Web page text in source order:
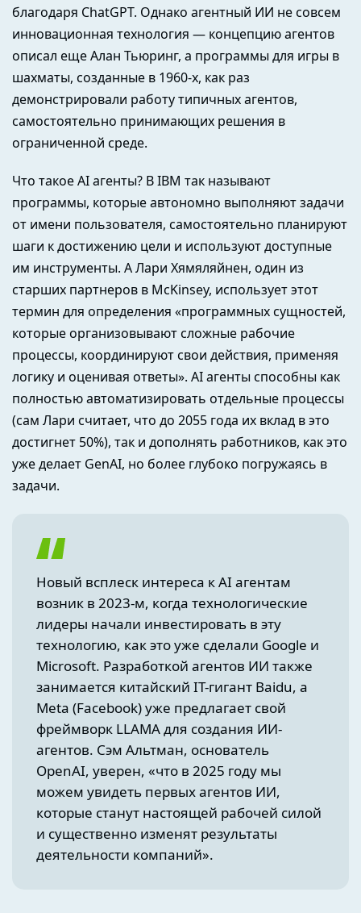
благодаря ChatGPT. Однако агентный ИИ не совсем
инновационная технология — концепцию агентов
описал еще Алан Тьюринг, а программы для игры в
шахматы, созданные в 1960-х, как раз
демонстрировали работу типичных агентов,
самостоятельно принимающих решения в
ограниченной среде.
Что такое AI агенты? В IBM так называют
программы, которые автономно выполняют задачи
от имени пользователя, самостоятельно планируют
шаги к достижению цели и используют доступные
им инструменты. А Лари Хямяляйнен, один из
старших партнеров в McKinsey, использует этот
термин для определения «программных сущностей,
которые организовывают сложные рабочие
процессы, координируют свои действия, применяя
логику и оценивая ответы». AI агенты способны как
полностью автоматизировать отдельные процессы
(сам Лари считает, что до 2055 года их вклад в это
достигнет 50%), так и дополнять работников, как это
уже делает GenAI, но более глубоко погружаясь в
задачи.
Новый всплеск интереса к AI агентам
возник в 2023-м, когда технологические
лидеры начали инвестировать в эту
технологию, как это уже сделали Google и
Microsoft. Разработкой агентов ИИ также
занимается китайский IT-гигант Baidu, а
Meta (Facebook) уже предлагает свой
фреймворк LLAMA для создания ИИ-
агентов. Сэм Альтман, основатель
OpenAI, уверен, «что в 2025 году мы
можем увидеть первых агентов ИИ,
которые станут настоящей рабочей силой
и существенно изменят результаты
деятельности компаний».